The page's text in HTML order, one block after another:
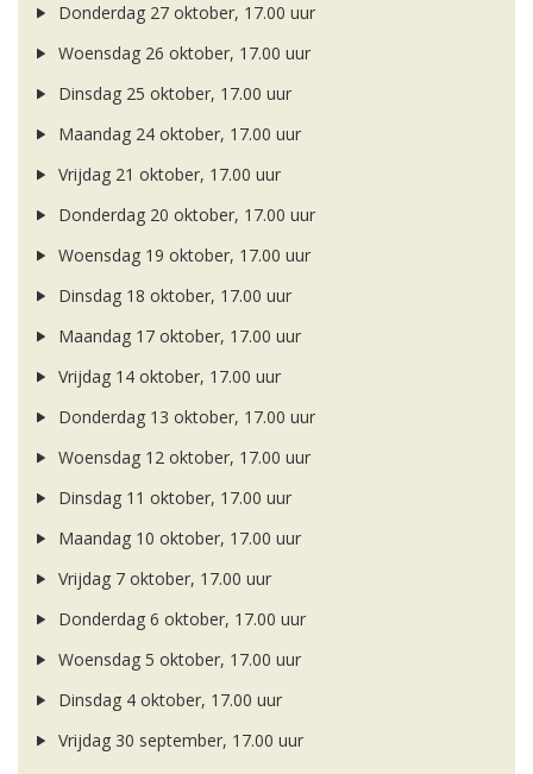
Donderdag 27 oktober, 17.00 uur
Woensdag 26 oktober, 17.00 uur
Dinsdag 25 oktober, 17.00 uur
Maandag 24 oktober, 17.00 uur
Vrijdag 21 oktober, 17.00 uur
Donderdag 20 oktober, 17.00 uur
Woensdag 19 oktober, 17.00 uur
Dinsdag 18 oktober, 17.00 uur
Maandag 17 oktober, 17.00 uur
Vrijdag 14 oktober, 17.00 uur
Donderdag 13 oktober, 17.00 uur
Woensdag 12 oktober, 17.00 uur
Dinsdag 11 oktober, 17.00 uur
Maandag 10 oktober, 17.00 uur
Vrijdag 7 oktober, 17.00 uur
Donderdag 6 oktober, 17.00 uur
Woensdag 5 oktober, 17.00 uur
Dinsdag 4 oktober, 17.00 uur
Vrijdag 30 september, 17.00 uur